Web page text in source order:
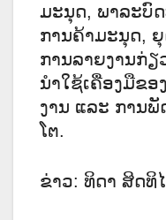
ມະນຸດ, ພາລະບົ
ການຄ້າມະນຸດ,
ການລາຍງານກ່
ນໍາໃຊ້ເຄື່ອງມືຂອ
ງານ ແລະ ການ
ໂຕ.
ຂ່າວ: ທິດາ ສິດທິ